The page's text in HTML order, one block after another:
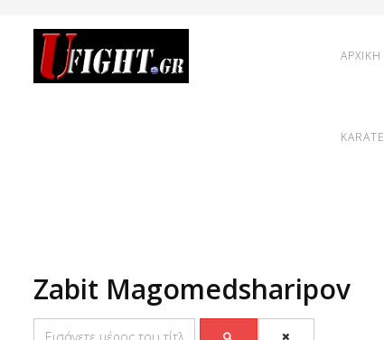
ΑΡΧΙΚΗ
KARATE
Zabit Magomedsharipov